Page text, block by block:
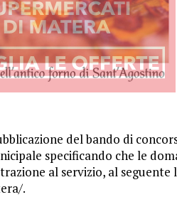
del bando di
specificando che le
al servizio, al seguente
.